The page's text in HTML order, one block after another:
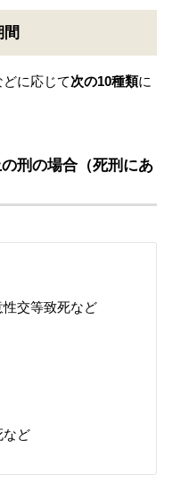
に応じて次の10種類に
刑の場合（死刑にあ
交等致死など
など